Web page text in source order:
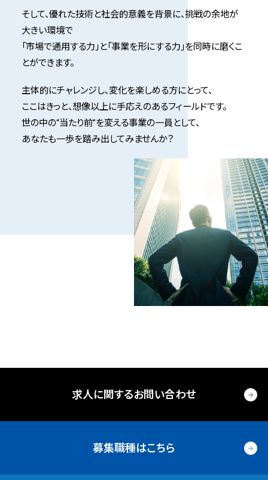
そして、優れた技術と社会的意義を背景に、挑戦の余地が
大きい環境で
「市場で通用する力」と「事業を形にする力」を同時に磨くこ
とができます。
主体的にチャレンジし、変化を楽しめる方にとって、
ここはきっと、想像以上に手応えのあるフィールドです。
世の中の“当たり前”を変える事業の一員として、
あなたも一歩を踏み出してみませんか？
求人に関するお問い合わせ
募集職種はこちら